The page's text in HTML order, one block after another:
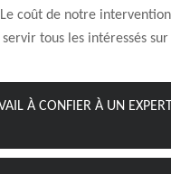
coût de notre
tous les intéressés
À CONFIER À UN